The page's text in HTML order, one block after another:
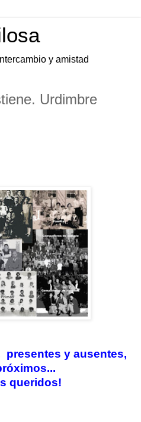
y amistad
Urdimbre
y ausentes,
queridos!